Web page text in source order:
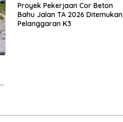
Proyek Pekerjaan Cor Beton
Bahu Jalan TA 2026 Ditemukan
Pelanggaran K3